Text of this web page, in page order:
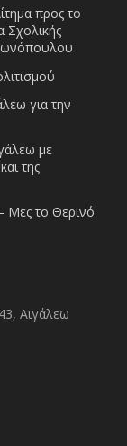
προς το
Σχολικής
για την
με
της
Μες το Θερινό
Αιγάλεω